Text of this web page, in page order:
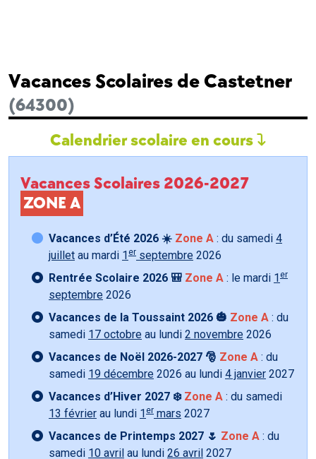
Vacances Scolaires de Castetner
(64300)
Calendrier scolaire en cours
Vacances Scolaires 2026-2027
ZONE A
Vacances d’Été 2026 ☀️ Zone A : du samedi 4
juillet au mardi 1 er septembre 2026
Rentrée Scolaire 2026 🎒 Zone A : le mardi 1 er
septembre 2026
Vacances de la Toussaint 2026 🎃 Zone A : du
samedi 17 octobre au lundi 2 novembre 2026
Vacances de Noël 2026-2027 🎅 Zone A : du
samedi 19 décembre 2026 au lundi 4 janvier 2027
Vacances d’Hiver 2027 ❄️ Zone A : du samedi
13 février au lundi 1 er mars 2027
Vacances de Printemps 2027 🌷 Zone A : du
samedi 10 avril au lundi 26 avril 2027